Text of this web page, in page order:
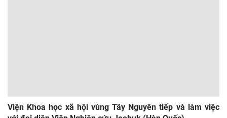
Viện Khoa học xã hội vùng Tây Nguyên tiếp và làm việc